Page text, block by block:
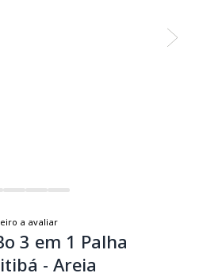
a avaliar
3 em 1 Palha
- Areia